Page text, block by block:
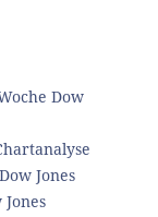
Dow
Dow Jones
Jones